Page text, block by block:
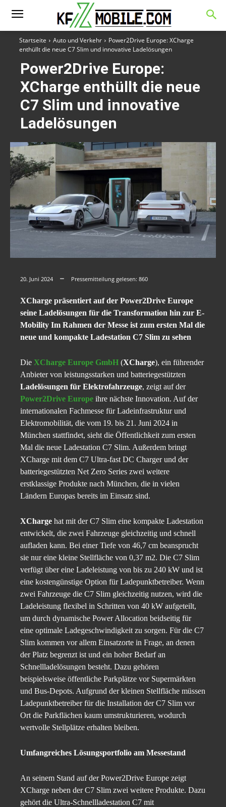
Startseite Auto und Verkehr
Power2Drive Europe: XCharge
enthüllt die neue C7 Slim und innovative Ladelösungen
Power2Drive Europe:
XCharge enthüllt die neue
C7 Slim und innovative
Ladelösungen
20. Juni 2024 Pressemitteilung gelesen: 860
XCharge präsentiert auf der Power2Drive Europe
seine Ladelösungen für die Transformation hin zur E-
Mobility Im Rahmen der Messe ist zum ersten Mal die
neue und kompakte Ladestation C7 Slim zu sehen
Die XCharge Europe GmbH (XCharge), ein führender
Anbieter von leistungsstarken und batteriegestützten
Ladelösungen für Elektrofahrzeuge, zeigt auf der
Power2Drive Europe ihre nächste Innovation. Auf der
internationalen Fachmesse für Ladeinfrastruktur und
Elektromobilität, die vom 19. bis 21. Juni 2024 in
München stattfindet, sieht die Öffentlichkeit zum ersten
Mal die neue Ladestation C7 Slim. Außerdem bringt
XCharge mit dem C7 Ultra-fast DC Charger und der
batteriegestützten Net Zero Series zwei weitere
erstklassige Produkte nach München, die in vielen
Ländern Europas bereits im Einsatz sind.
XCharge hat mit der C7 Slim eine kompakte Ladestation
entwickelt, die zwei Fahrzeuge gleichzeitig und schnell
aufladen kann. Bei einer Tiefe von 46,7 cm beansprucht
sie nur eine kleine Stellfläche von 0,37 m2. Die C7 Slim
verfügt über eine Ladeleistung von bis zu 240 kW und ist
eine kostengünstige Option für Ladepunktbetreiber. Wenn
zwei Fahrzeuge die C7 Slim gleichzeitig nutzen, wird die
Ladeleistung flexibel in Schritten von 40 kW aufgeteilt,
um durch dynamische Power Allocation beidseitig für
eine optimale Ladegeschwindigkeit zu sorgen. Für die C7
Slim kommen vor allem Einsatzorte in Frage, an denen
der Platz begrenzt ist und ein hoher Bedarf an
Schnellladelösungen besteht. Dazu gehören
beispielsweise öffentliche Parkplätze vor Supermärkten
und Bus-Depots. Aufgrund der kleinen Stellfläche müssen
Ladepunktbetreiber für die Installation der C7 Slim vor
Ort die Parkflächen kaum umstrukturieren, wodurch
wertvolle Stellplätze erhalten bleiben.
Umfangreiches Lösungsportfolio am Messestand
An seinem Stand auf der Power2Drive Europe zeigt
XCharge neben der C7 Slim zwei weitere Produkte. Dazu
gehört die Ultra-Schnellladestation C7 mit